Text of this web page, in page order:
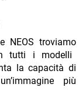
NEOS troviamo
tutti i modelli
la capacità di
più